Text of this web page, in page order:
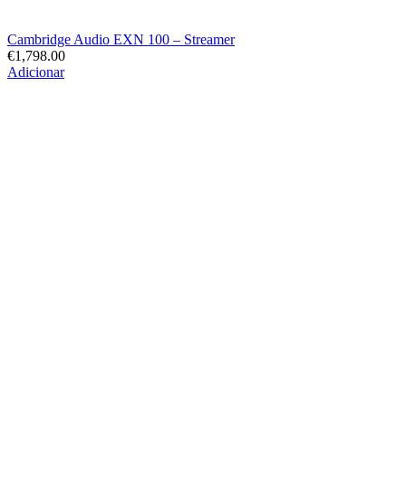
Cambridge Audio EXN 100 – Streamer
€1,798.00
Adicionar